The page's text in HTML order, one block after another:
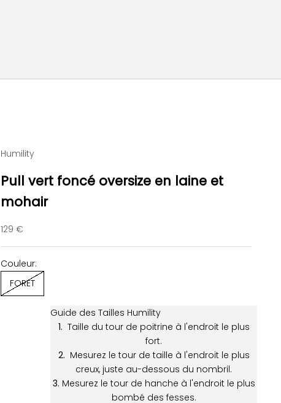
Humility
Pull vert foncé oversize en laine et
mohair
Prix de vente
129 €
Couleur:
FORET
Guide des Tailles Humility
1. Taille du tour de poitrine à l'endroit le plus
fort.
2. Mesurez le tour de taille à l'endroit le plus
creux, juste au-dessous du nombril.
3. Mesurez le tour de hanche à l'endroit le plus
bombé des fesses.